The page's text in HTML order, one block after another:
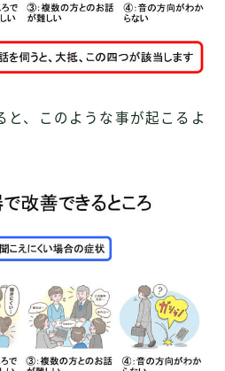
と、このような事が起こるよ